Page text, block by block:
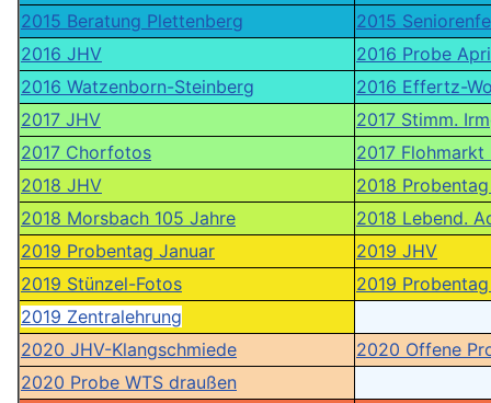
2015 Beratung Plettenberg
2015
2016 JHV
2016 Probe
2016 Watzenborn-Steinberg
2016 Effertz-
2017 JHV
2017 Stimm.
2017 Chorfotos
2017 Flohmarkt
2018 JHV
2018
2018 Morsbach 105 Jahre
2018 Lebend.
2019 Probentag Januar
2019 JHV
2019 Stünzel-Fotos
2019
2019 Zentralehrung
2020 JHV-Klangschmiede
2020 Offene
2020 Probe WTS draußen